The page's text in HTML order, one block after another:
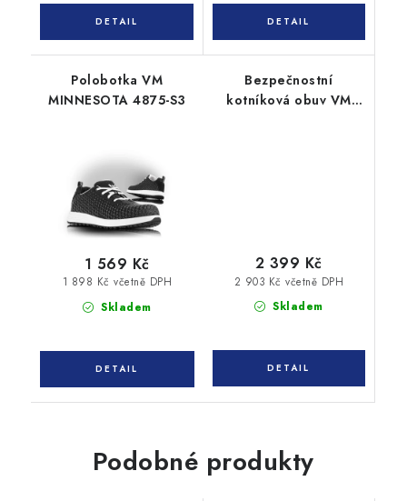
Polobotka VM
MINNESOTA 4875-S3
Skladem
1 898 Kč včetně DPH
1 569 Kč
Bezpečnostní
kotníková obuv VM
Skladem
2 903 Kč včetně DPH
2 399 Kč
Podobné produkty